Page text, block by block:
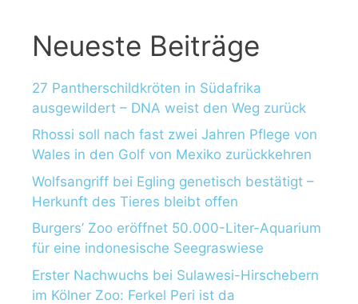
Neueste Beiträge
27 Pantherschildkröten in Südafrika
ausgewildert – DNA weist den Weg zurück
Rhossi soll nach fast zwei Jahren Pflege von
Wales in den Golf von Mexiko zurückkehren
Wolfsangriff bei Egling genetisch bestätigt –
Herkunft des Tieres bleibt offen
Burgers’ Zoo eröffnet 50.000-Liter-Aquarium
für eine indonesische Seegraswiese
Erster Nachwuchs bei Sulawesi-Hirschebern
im Kölner Zoo: Ferkel Peri ist da